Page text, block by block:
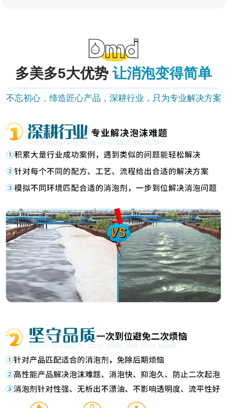
多美多5大优势 让消泡变得简单
不忘初心，缔造匠心产品，深耕行业，只为专业解决方案